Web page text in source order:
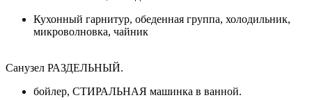
Кухонный гарнитур, обеденная группа, холодильник,
микроволновка, чайник
Санузел РАЗДЕЛЬНЫЙ.
бойлер, СТИРАЛЬНАЯ машинка в ванной.